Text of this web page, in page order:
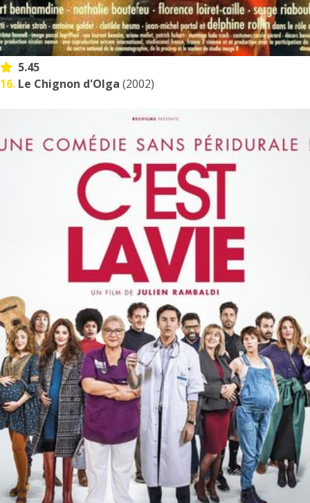
5.45
16. Le Chignon d'Olga (2002)